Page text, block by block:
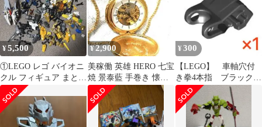
¥5,500
①LEGO レゴ バイオニ
クル フィギュア まとめ
売り
¥2,900
美稼働 英雄 HERO 七宝
焼 景泰藍 手巻き 懐中
時計 両面スケルトン 上
海
¥ 300
【LEGO】 車軸穴付
き拳4本指 ブラック
1個